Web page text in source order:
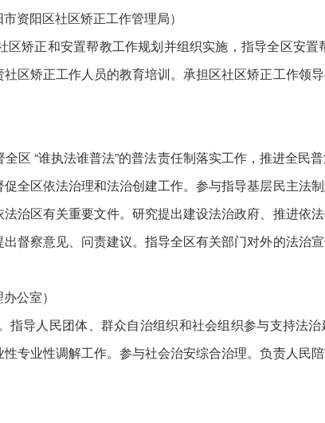
资阳区社区矫正工作管理局）
矫正和安置帮教工作规划并组织实施，指导全区安置
区矫正工作人员的教育培训。承担区社区矫正工作领
区 “谁执法谁普法”的普法责任制落实工作，推进全民
全区依法治理和法治创建工作。参与指导基层民主法
治区有关重要文件。研究提出建设法治政府、推进依
督察意见、问责建议。指导全区有关部门对外的法治
公室）
导人民团体、群众自治组织和社会组织参与支持法
专业性调解工作。参与社会治安综合治理。负责人民